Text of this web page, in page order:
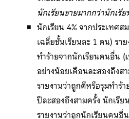
นักเรียนชายมากกว่านักเรี
นักเรียน 4% จากประเทศส
เฉลี่ยชั้นเรียนละ 1 คน) รา
ทำร้ายจากนักเรียนคนอื่น
อย่างน้อยเดือนละสองถึงส
รายงานว่าถูกตีหรือรุมทำร้
ปีละสองถึงสามครั้ง นักเรีย
รายงานว่าถูกนักเรียนคนอื่